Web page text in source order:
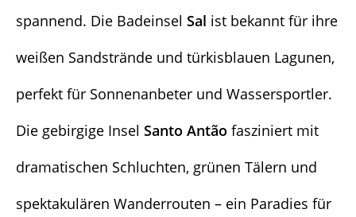
spannend. Die Badeinsel Sal ist bekannt für ihre
weißen Sandstrände und türkisblauen Lagunen,
perfekt für Sonnenanbeter und Wassersportler.
Die gebirgige Insel Santo Antão fasziniert mit
dramatischen Schluchten, grünen Tälern und
spektakulären Wanderrouten – ein Paradies für